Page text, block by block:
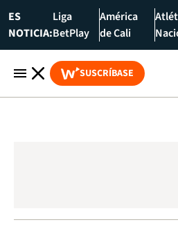
ES
NOTICIA:
Liga
BetPlay
América
de Cali
SUSCRÍBASE